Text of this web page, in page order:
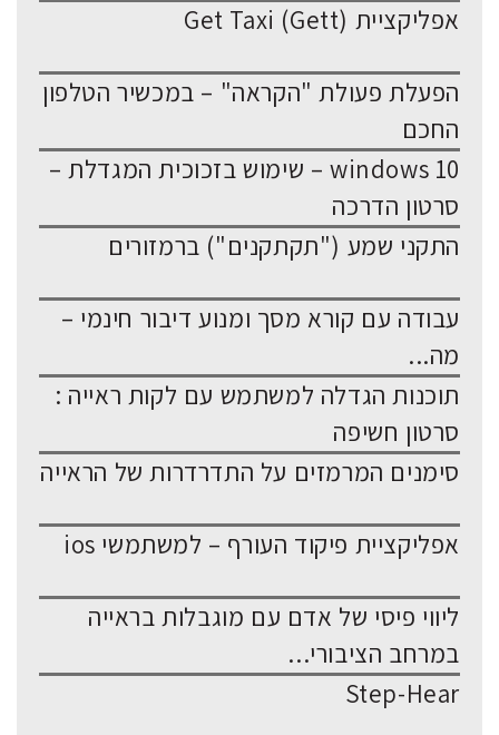
אפליקציית Get Taxi (Gett)
הפעלת פעולת "הקראה" – במכשיר הטלפון
החכם
windows 10 – שימוש בזכוכית המגדלת –
סרטון הדרכה
התקני שמע ("תקתקנים") ברמזורים
עבודה עם קורא מסך ומנוע דיבור חינמי –
מה...
תוכנות הגדלה למשתמש עם לקות ראייה :
סרטון חשיפה
סימנים המרמזים על התדרדרות של הראייה
אפליקציית פיקוד העורף – למשתמשי ios
ליווי פיסי של אדם עם מוגבלות בראייה
במרחב הציבורי...
Step-Hear